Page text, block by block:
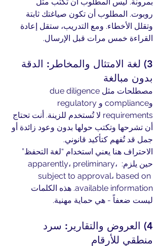
بمرونة. ليس المطلوب أن تكتب مثل
روبوت. المطلوب أن تكون صياغتك ثابتة
وتقلل الأخطاء. ومع التدريب، ستقل إعادة
القراءة خمس مرات قبل الإرسال.
3) لغة الامتثال والمخاطر: الدقة
بدون مبالغة
وcompliance وregulatory
requirements لا تُستخدم للزينة. أنت تحتاج
أن تشرحها وتكتب حولها بدون وعود زائدة أو
جمل قد تُفهم كتأكيد قانوني.
الاحتراف هنا يعني استخدام “لغة التحفظ”
حين يلزم: apparently، preliminary،
subject to approval، based on
available information. هذه الكلمات
ليست ضعفاً - هي حماية مهنية.
4) العروض والتقارير: سرد
منطقي للأرقام